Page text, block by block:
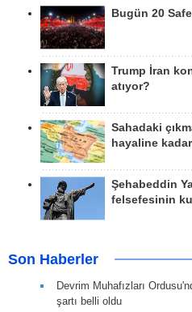
Bugün 20
Trump İran
atıyor?
Sahadaki
hayaline kadar
Şehabeddin
felsefesinin
Son Haberler
Devrim Muhafızları
şartı belli oldu